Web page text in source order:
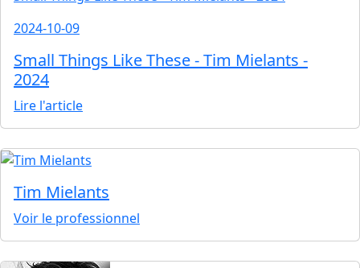
2024-10-09
Small Things Like These - Tim Mielants -
2024
Lire l'article
Tim Mielants
Voir le professionnel